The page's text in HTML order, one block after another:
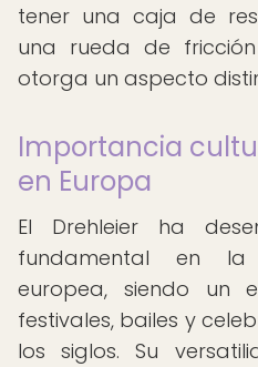
tener una caja de
una rueda de
otorga un aspecto
Importancia
en Europa
El Drehleier ha
fundamental en la
europea, siendo un
festivales, bailes y
los siglos. Su